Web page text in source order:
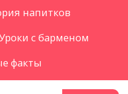
напитков
с барменом
факты